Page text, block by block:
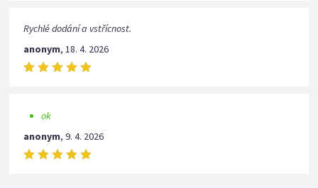
Rychlé dodání a vstřícnost.
anonym,18. 4. 2026
ok
anonym,9. 4. 2026